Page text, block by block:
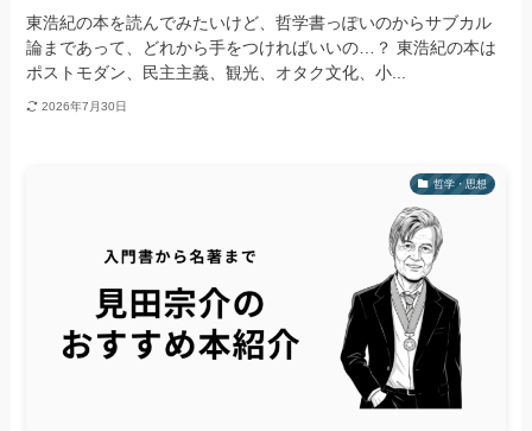
東浩紀の本を読んでみたいけど、哲学書っぽいのからサブカル
論まであって、どれから手をつければいいの…？ 東浩紀の本は
ポストモダン、民主主義、観光、オタク文化、小...
2026年7月30日
哲学・思想